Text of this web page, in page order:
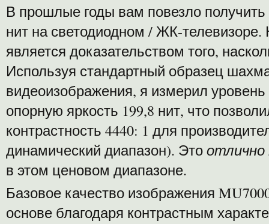
В прошлые годы вам повезло
нит на светодиодном / ЖК-телевизоре.
является доказательством того,
Используя стандартный образец
видеоизображения, я измерил уровень
опорную яркость 199,8 нит, что
контрастность 4440: 1 для
динамический диапазон). Это
в этом ценовом диапазоне.
Базовое качество изображения
основе благодаря контрастным